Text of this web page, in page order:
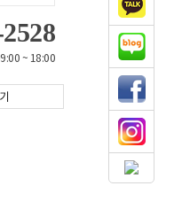
~ 18:00